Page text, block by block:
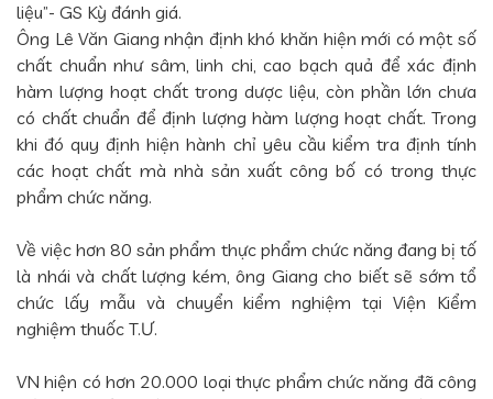
liệu”- GS Kỳ đánh giá.
Ông Lê Văn Giang nhận định khó khăn hiện mới có một số
chất chuẩn như sâm, linh chi, cao bạch quả để xác định
hàm lượng hoạt chất trong dược liệu, còn phần lớn chưa
có chất chuẩn để định lượng hàm lượng hoạt chất. Trong
khi đó quy định hiện hành chỉ yêu cầu kiểm tra định tính
các hoạt chất mà nhà sản xuất công bố có trong thực
phẩm chức năng.
Về việc hơn 80 sản phẩm thực phẩm chức năng đang bị tố
là nhái và chất lượng kém, ông Giang cho biết sẽ sớm tổ
chức lấy mẫu và chuyển kiểm nghiệm tại Viện Kiểm
nghiệm thuốc T.Ư.
VN hiện có hơn 20.000 loại thực phẩm chức năng đã công